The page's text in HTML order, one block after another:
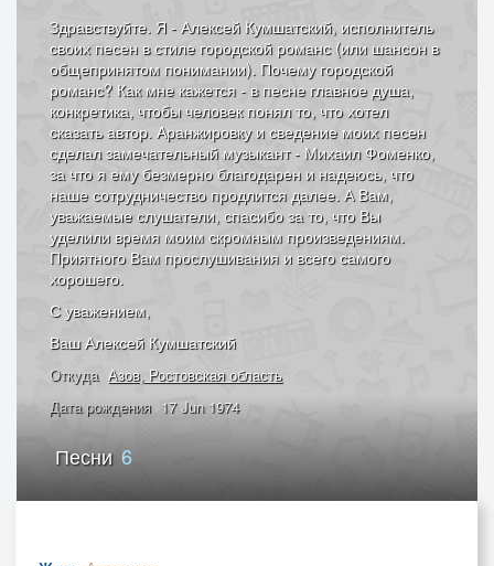
Здравствуйте. Я - Алексей Кумшатский, исполнитель
своих песен в стиле городской романс (или шансон в
общепринятом понимании). Почему городской
романс? Как мне кажется - в песне главное душа,
конкретика, чтобы человек понял то, что хотел
сказать автор. Аранжировку и сведение моих песен
сделал замечательный музыкант - Михаил Фоменко,
за что я ему безмерно благодарен и надеюсь, что
наше сотрудничество продлится далее. А Вам,
уважаемые слушатели, спасибо за то, что Вы
уделили время моим скромным произведениям.
Приятного Вам прослушивания и всего самого
хорошего.
С уважением,
Ваш Алексей Кумшатский
Откуда Азов, Ростовская область
Дата рождения 17 Jun 1974
Песни 6